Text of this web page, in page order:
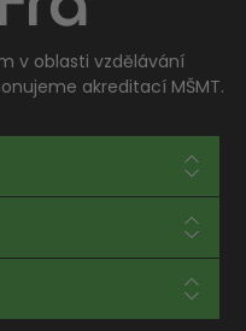
v oblasti vzdělávání
akreditací MŠMT.